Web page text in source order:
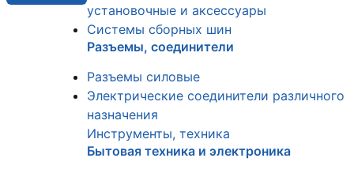
установочные и аксессуары
Системы сборных шин
Разъемы, соединители
Разъемы силовые
Электрические соединители различного
назначения
Инструменты, техника
Бытовая техника и электроника